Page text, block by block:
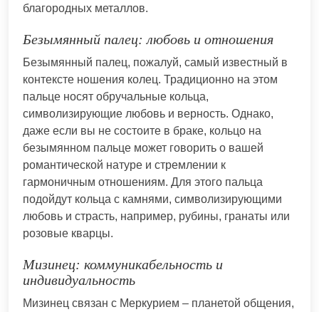
благородных металлов.
Безымянный палец: любовь и отношения
Безымянный палец, пожалуй, самый известный в
контексте ношения колец. Традиционно на этом
пальце носят обручальные кольца,
символизирующие любовь и верность. Однако,
даже если вы не состоите в браке, кольцо на
безымянном пальце может говорить о вашей
романтической натуре и стремлении к
гармоничным отношениям. Для этого пальца
подойдут кольца с камнями, символизирующими
любовь и страсть, например, рубины, гранаты или
розовые кварцы.
Мизинец: коммуникабельность и
индивидуальность
Мизинец связан с Меркурием – планетой общения,